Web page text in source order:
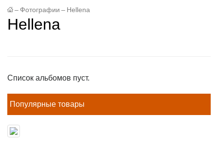
– Фотографии – Hellena
Hellena
Список альбомов пуст.
Популярные товары